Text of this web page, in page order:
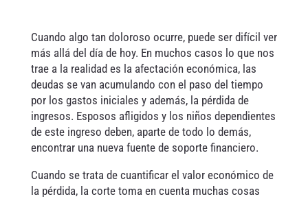
Cuando algo tan doloroso ocurre, puede ser difícil ver
más allá del día de hoy. En muchos casos lo que nos
trae a la realidad es la afectación económica, las
deudas se van acumulando con el paso del tiempo
por los gastos iniciales y además, la pérdida de
ingresos. Esposos afligidos y los niños dependientes
de este ingreso deben, aparte de todo lo demás,
encontrar una nueva fuente de soporte financiero.
Cuando se trata de cuantificar el valor económico de
la pérdida, la corte toma en cuenta muchas cosas